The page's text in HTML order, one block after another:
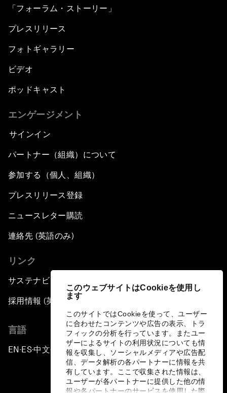
このウェブサイトはCookieを使用し
ます
このサイトではCookieを使って、ユーザー
に合わせたコンテンツや広告の表示、トラ
フィックの分析を行っています。またユー
ザーによるサイトの利用状況についても情
報を収集し、ソーシャルメディアや広告配
信、データ解析の各パートナーに情報を共
有しています。ここで収集された情報は、
ユーザーが各パートナーに提供した他の情
報や各パートナーのサービスを使用した際
「フォーラム・ストーリー」
プレスリリース
フォトギャラリー
ビデオ
ポッドキャスト
エンゲージメント
サインイン
パートナー（組織）について
参加する（個人、組織）
プレスリリース登録
ニュースレター購読
連絡先 (英語のみ)
リンク
サステナビリティへの取り組み
採用情報 (英語のみ)
言語
EN ▪ ES▪中文▪ 日本語